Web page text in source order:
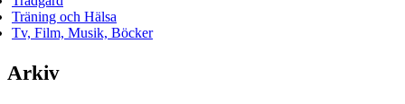
Träning och Hälsa
Tv, Film, Musik, Böcker
Arkiv